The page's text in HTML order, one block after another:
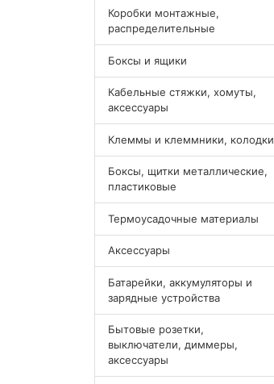
Коробки монтажные,
распределительные
Боксы и ящики
Кабельные стяжки, хомуты,
аксессуары
Клеммы и клеммники, колодки
Боксы, щитки металлические,
пластиковые
Термоусадочные материалы
Аксессуары
Батарейки, аккумуляторы и
зарядные устройства
Бытовые розетки,
выключатели, диммеры,
аксессуары